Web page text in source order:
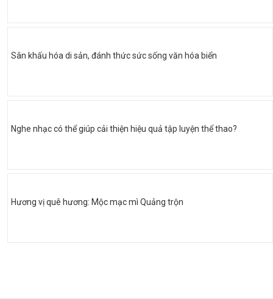
Sân khấu hóa di sản, đánh thức sức sống văn hóa biển
Nghe nhạc có thể giúp cải thiện hiệu quả tập luyện thể thao?
Hương vị quê hương: Mộc mạc mì Quảng trộn